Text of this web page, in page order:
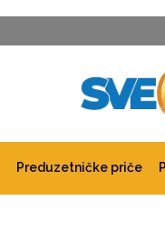
Preduzetničke priče